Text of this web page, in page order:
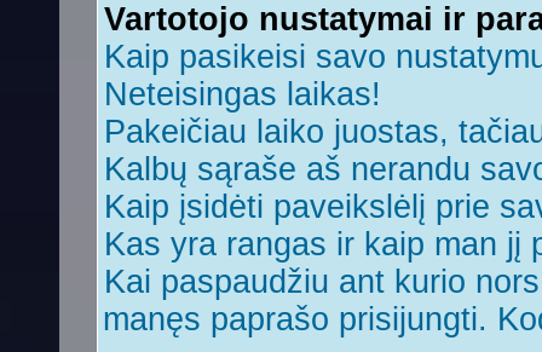
Vartotojo nustatymai ir
Kaip pasikeisi savo
Neteisingas laikas!
Pakeičiau laiko juostas,
Kalbų sąraše aš nerandu
Kaip įsidėti paveikslėlį prie
Kas yra rangas ir kaip man jį
Kai paspaudžiu ant kurio
manęs paprašo prisijungti.